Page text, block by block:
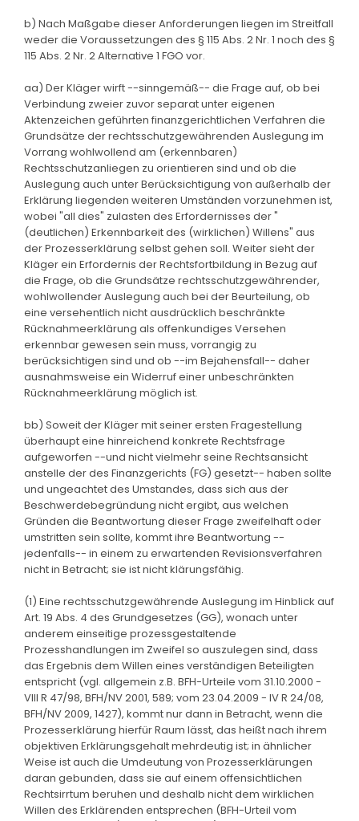
b) Nach Maßgabe dieser Anforderungen liegen im Streitfall
weder die Voraussetzungen des § 115 Abs. 2 Nr. 1 noch des §
115 Abs. 2 Nr. 2 Alternative 1 FGO vor.
aa) Der Kläger wirft --sinngemäß-- die Frage auf, ob bei
Verbindung zweier zuvor separat unter eigenen
Aktenzeichen geführten finanzgerichtlichen Verfahren die
Grundsätze der rechtsschutzgewährenden Auslegung im
Vorrang wohlwollend am (erkennbaren)
Rechtsschutzanliegen zu orientieren sind und ob die
Auslegung auch unter Berücksichtigung von außerhalb der
Erklärung liegenden weiteren Umständen vorzunehmen ist,
wobei "all dies" zulasten des Erfordernisses der "
(deutlichen) Erkennbarkeit des (wirklichen) Willens" aus
der Prozesserklärung selbst gehen soll. Weiter sieht der
Kläger ein Erfordernis der Rechtsfortbildung in Bezug auf
die Frage, ob die Grundsätze rechtsschutzgewährender,
wohlwollender Auslegung auch bei der Beurteilung, ob
eine versehentlich nicht ausdrücklich beschränkte
Rücknahmeerklärung als offenkundiges Versehen
erkennbar gewesen sein muss, vorrangig zu
berücksichtigen sind und ob --im Bejahensfall-- daher
ausnahmsweise ein Widerruf einer unbeschränkten
Rücknahmeerklärung möglich ist.
bb) Soweit der Kläger mit seiner ersten Fragestellung
überhaupt eine hinreichend konkrete Rechtsfrage
aufgeworfen --und nicht vielmehr seine Rechtsansicht
anstelle der des Finanzgerichts (FG) gesetzt-- haben sollte
und ungeachtet des Umstandes, dass sich aus der
Beschwerdebegründung nicht ergibt, aus welchen
Gründen die Beantwortung dieser Frage zweifelhaft oder
umstritten sein sollte, kommt ihre Beantwortung --
jedenfalls-- in einem zu erwartenden Revisionsverfahren
nicht in Betracht; sie ist nicht klärungsfähig.
(1) Eine rechtsschutzgewährende Auslegung im Hinblick auf
Art. 19 Abs. 4 des Grundgesetzes (GG), wonach unter
anderem einseitige prozessgestaltende
Prozesshandlungen im Zweifel so auszulegen sind, dass
das Ergebnis dem Willen eines verständigen Beteiligten
entspricht (vgl. allgemein z.B. BFH-Urteile vom 31.10.2000 -
VIII R 47/98, BFH/NV 2001, 589; vom 23.04.2009 - IV R 24/08,
BFH/NV 2009, 1427), kommt nur dann in Betracht, wenn die
Prozesserklärung hierfür Raum lässt, das heißt nach ihrem
objektiven Erklärungsgehalt mehrdeutig ist; in ähnlicher
Weise ist auch die Umdeutung von Prozesserklärungen
daran gebunden, dass sie auf einem offensichtlichen
Rechtsirrtum beruhen und deshalb nicht dem wirklichen
Willen des Erklärenden entsprechen (BFH-Urteil vom